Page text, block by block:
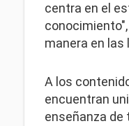
centra en el
manera en las
A los
encuentran
enseñanza de